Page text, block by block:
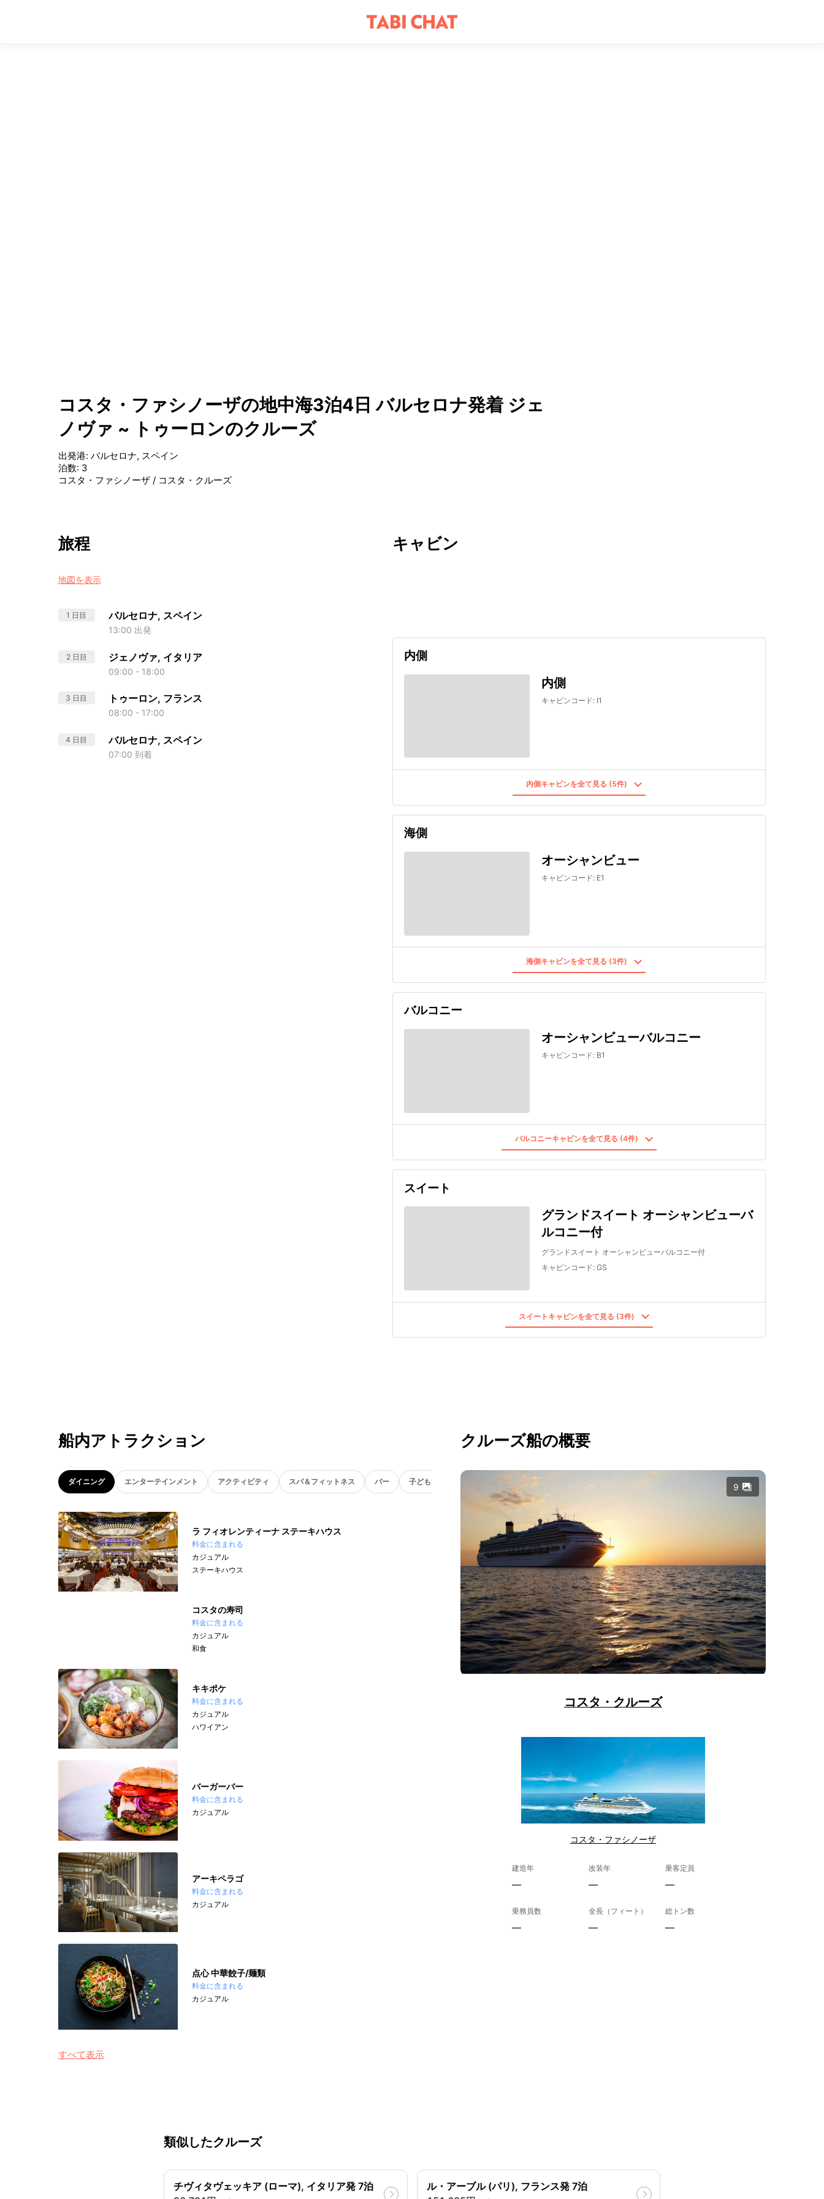
コスタ・ファシノーザの地中海3泊4日 バルセロナ発着 ジェ
ノヴァ ~ トゥーロンのクルーズ
出発港: バルセロナ, スペイン
泊数: 3
コスタ・ファシノーザ/ コスタ・クルーズ
旅程
地図を表示
1 日目 バルセロナ, スペイン
13:00 出発
2 日目 ジェノヴァ, イタリア
09:00 - 18:00
3 日目 トゥーロン, フランス
08:00 - 17:00
4 日目 バルセロナ, スペイン
07:00 到着
キャビン
内側
内側
キャビンコード: I1
内側キャビンを全て見る (5件)
海側
オーシャンビュー
キャビンコード: E1
海側キャビンを全て見る (3件)
バルコニー
オーシャンビューバルコニー
キャビンコード: B1
バルコニーキャビンを全て見る (4件)
スイート
グランドスイート オーシャンビューバ
ルコニー付
グランドスイート オーシャンビューバルコニー付
キャビンコード: GS
スイートキャビンを全て見る (3件)
船内アトラクション
ダイニング エンターテインメント アクティビティ スパ＆フィットネス バー 子ども向け
ラ フィオレンティーナ ステーキハウス
料金に含まれる
カジュアル
ステーキハウス
コスタの寿司
料金に含まれる
カジュアル
和食
キキポケ
料金に含まれる
カジュアル
ハワイアン
バーガーバー
料金に含まれる
カジュアル
アーキペラゴ
料金に含まれる
カジュアル
点心 中華餃子/麺類
料金に含まれる
カジュアル
すべて表示
クルーズ船の概要
9
コスタ・クルーズ
コスタ・ファシノーザ
建造年
—
改装年
—
乗客定員
—
乗務員数
—
全長（フィート）
—
総トン数
—
類似したクルーズ
チヴィタヴェッキア (ローマ), イタリア発 7泊
ル・アーブル (パリ), フランス発 7泊